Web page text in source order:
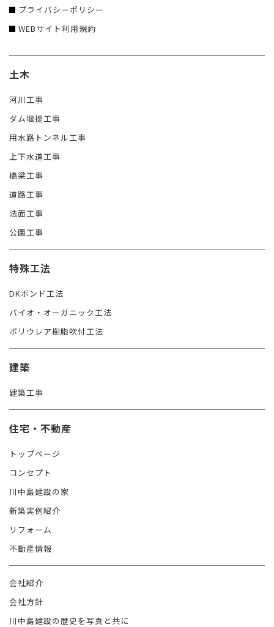
プライバシーポリシー
WEBサイト利用規約
土木
河川工事
ダム堰提工事
用水路トンネル工事
上下水道工事
橋梁工事
道路工事
法面工事
公園工事
特殊工法
DKボンド工法
バイオ・オーガニック工法
ポリウレア樹脂吹付工法
建築
建築工事
住宅・不動産
トップページ
コンセプト
川中島建設の家
新築実例紹介
リフォーム
不動産情報
会社紹介
会社方針
川中島建設の歴史を写真と共に